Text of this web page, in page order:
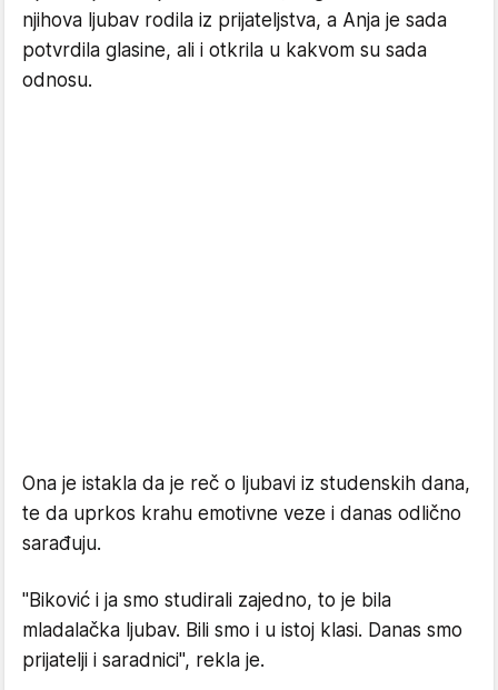
njihova ljubav rodila iz prijateljstva, a Anja je sada
potvrdila glasine, ali i otkrila u kakvom su sada
odnosu.
Ona je istakla da je reč o ljubavi iz studenskih dana,
te da uprkos krahu emotivne veze i danas odlično
sarađuju.
"Biković i ja smo studirali zajedno, to je bila
mladalačka ljubav. Bili smo i u istoj klasi. Danas smo
prijatelji i saradnici", rekla je.